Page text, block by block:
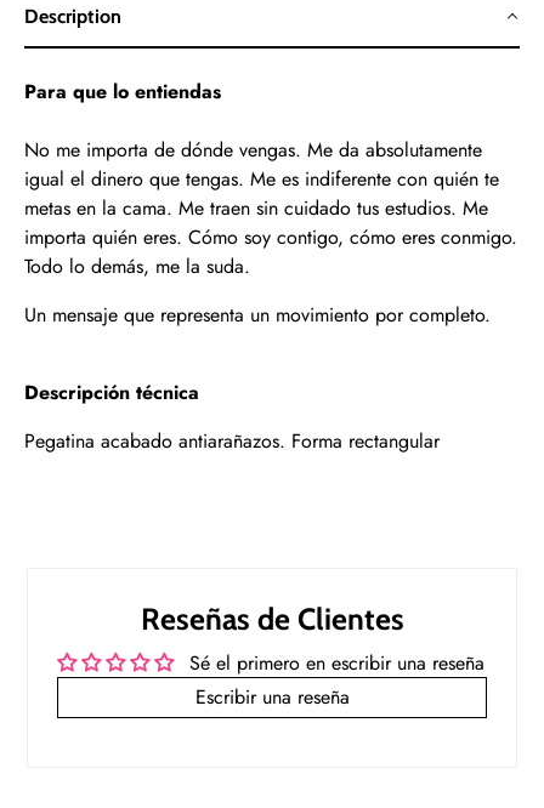
Description
Para que lo entiendas
No me importa de dónde vengas. Me da absolutamente
igual el dinero que tengas. Me es indiferente con quién te
metas en la cama. Me traen sin cuidado tus estudios. Me
importa quién eres. Cómo soy contigo, cómo eres conmigo.
Todo lo demás, me la suda.
Un mensaje que representa un movimiento por completo.
Descripción técnica
Pegatina acabado antiarañazos. Forma rectangular
Reseñas de Clientes
Sé el primero en escribir una reseña
Escribir una reseña